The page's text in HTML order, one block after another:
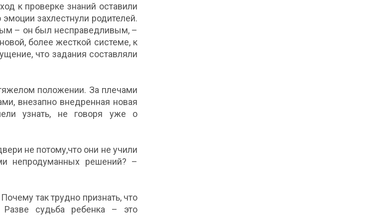
к проверке знаний оставили
захлестнули родителей.
– он был несправедливым, –
более жесткой системе, к
что задания составляли
положении. За плечами
внезапно внедренная новая
узнать, не говоря уже о
не потому,что они не учили
непродуманных решений? –
так трудно признать, что
судьба ребенка – это